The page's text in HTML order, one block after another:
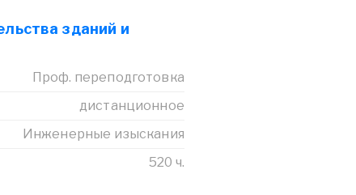
зданий и
Проф. переподготовка
дистанционное
Инженерные изыскания
520 ч.